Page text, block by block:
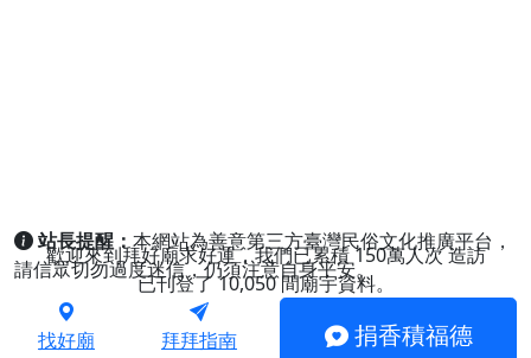
站長提醒：本網站為善意第三方臺灣民俗文化推廣平台，
請信眾切勿過度迷信，仍須注意自身平安。
歡迎來到拜好廟求好運，我們已累積150萬人次造訪
已刊登了10,050間廟宇資料。
找好廟 拜拜指南 捐香積福德